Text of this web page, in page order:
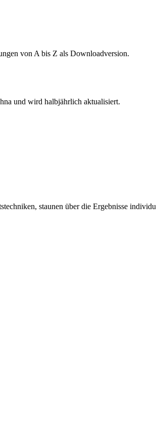
von A bis Z als Downloadversion.
und wird halbjährlich aktualisiert.
staunen über die Ergebnisse